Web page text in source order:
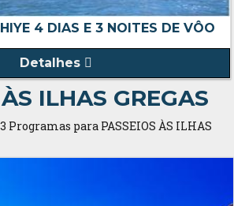
4 DIAS E 3 NOITES DE VÔO
Detalhes
ILHAS GREGAS
Programas para PASSEIOS ÀS ILHAS